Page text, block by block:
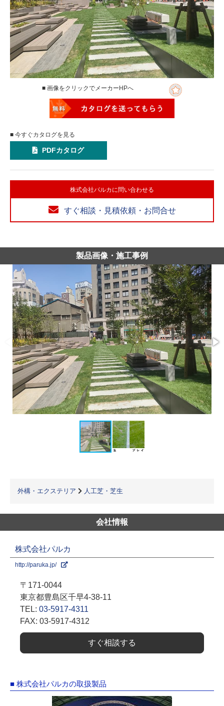
■ 画像をクリックでメーカーHPへ
■ 今すぐカタログを見る
PDFカタログ
株式会社パルカに問い合わせる
すぐ相談・見積依頼・お問合せ
製品画像・施工事例
外構・エクステリア 人工芝・芝生
会社情報
株式会社パルカ
http://paruka.jp/
〒171-0044
東京都豊島区千早4-38-11
TEL: 03-5917-4311
FAX: 03-5917-4312
すぐ相談する
■ 株式会社パルカの取扱製品